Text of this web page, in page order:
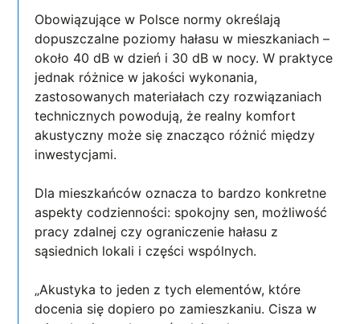
Obowiązujące w Polsce normy określają
dopuszczalne poziomy hałasu w mieszkaniach –
około 40 dB w dzień i 30 dB w nocy. W praktyce
jednak różnice w jakości wykonania,
zastosowanych materiałach czy rozwiązaniach
technicznych powodują, że realny komfort
akustyczny może się znacząco różnić między
inwestycjami.
Dla mieszkańców oznacza to bardzo konkretne
aspekty codzienności: spokojny sen, możliwość
pracy zdalnej czy ograniczenie hałasu z
sąsiednich lokali i części wspólnych.
„Akustyka to jeden z tych elementów, które
docenia się dopiero po zamieszkaniu. Cisza w